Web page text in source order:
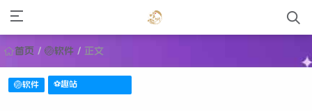
首页 / 🏐软件 / 正文
🏐软件 ⚽趣站